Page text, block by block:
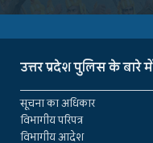
उत्तर प्रदेश पुलिस के बारे में
सूचना का अधिकार
विभागीय परिपत्र
विभागीय आदेश